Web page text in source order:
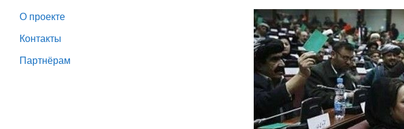
О проекте
Контакты
Партнёрам